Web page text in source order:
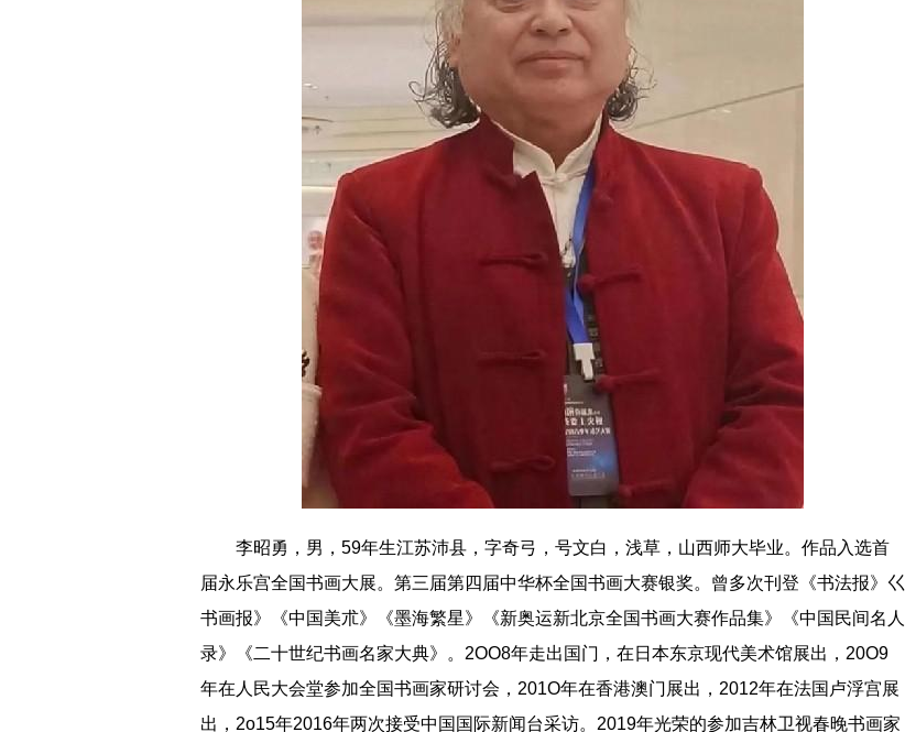
李昭勇，男，59年生江苏沛县，字奇弓，号文白，浅草，山西师大毕业。作品入选首
届永乐宫全国书画大展。第三届第四届中华杯全国书画大赛银奖。曾多次刊登《书法报》巜
书画报》《中国美朮》《墨海繁星》《新奥运新北京全国书画大赛作品集》《中国民间名人
录》《二十世纪书画名家大典》。2OO8年走出国门，在日本东京现代美术馆展出，20O9
年在人民大会堂参加全国书画家研讨会，201O年在香港澳门展出，2012年在法国卢浮宫展
出，2o15年2016年两次接受中国国际新闻台采访。2019年光荣的参加吉林卫视春晚书画家